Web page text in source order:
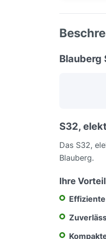
Blauberg
S32,
Das S32,
Blauberg.
Ihre